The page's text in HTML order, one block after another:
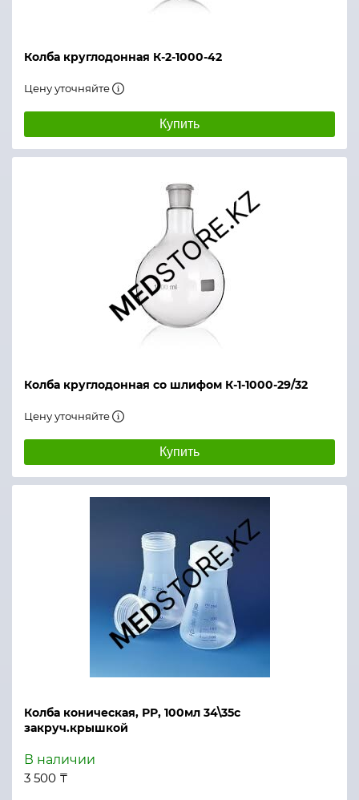
Колба круглодонная К-2-1000-42
Цену уточняйте
Купить
Колба круглодонная со шлифом К-1-1000-29/32
Цену уточняйте
Купить
Колба коническая, РР, 100мл 34\35с
закруч.крышкой
В наличии
3 500 ₸